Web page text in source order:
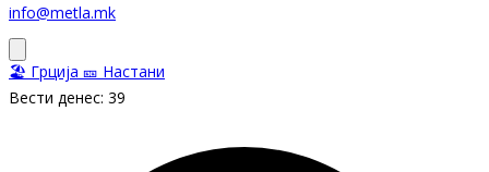
info@metla.mk
🏖️ Грција 🎫 Настани
Вести денес: 39